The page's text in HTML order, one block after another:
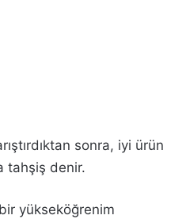
sonra, iyi ürün
tahşiş denir.
yükseköğrenim